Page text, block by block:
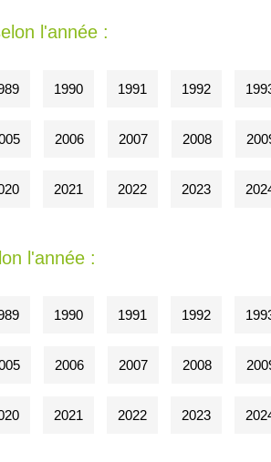
l'année :
1990 1991 1992
2006 2007 2008
2021 2022 2023
l'année :
1990 1991 1992
2006 2007 2008
2021 2022 2023